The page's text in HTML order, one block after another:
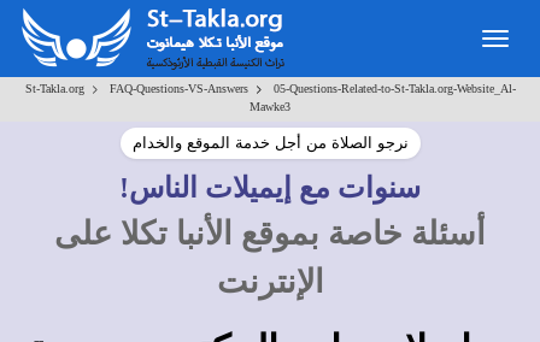
St-Takla.org> FAQ-Questions-VS-Answers>
05-Questions-Related-to-St-Takla.org-Website_Al-
Mawke3
نرجو الصلاة من أجل خدمة الموقع والخدام
سنوات مع إيميلات الناس!
أسئلة خاصة بموقع الأنبا تكلا على
الإنترنت